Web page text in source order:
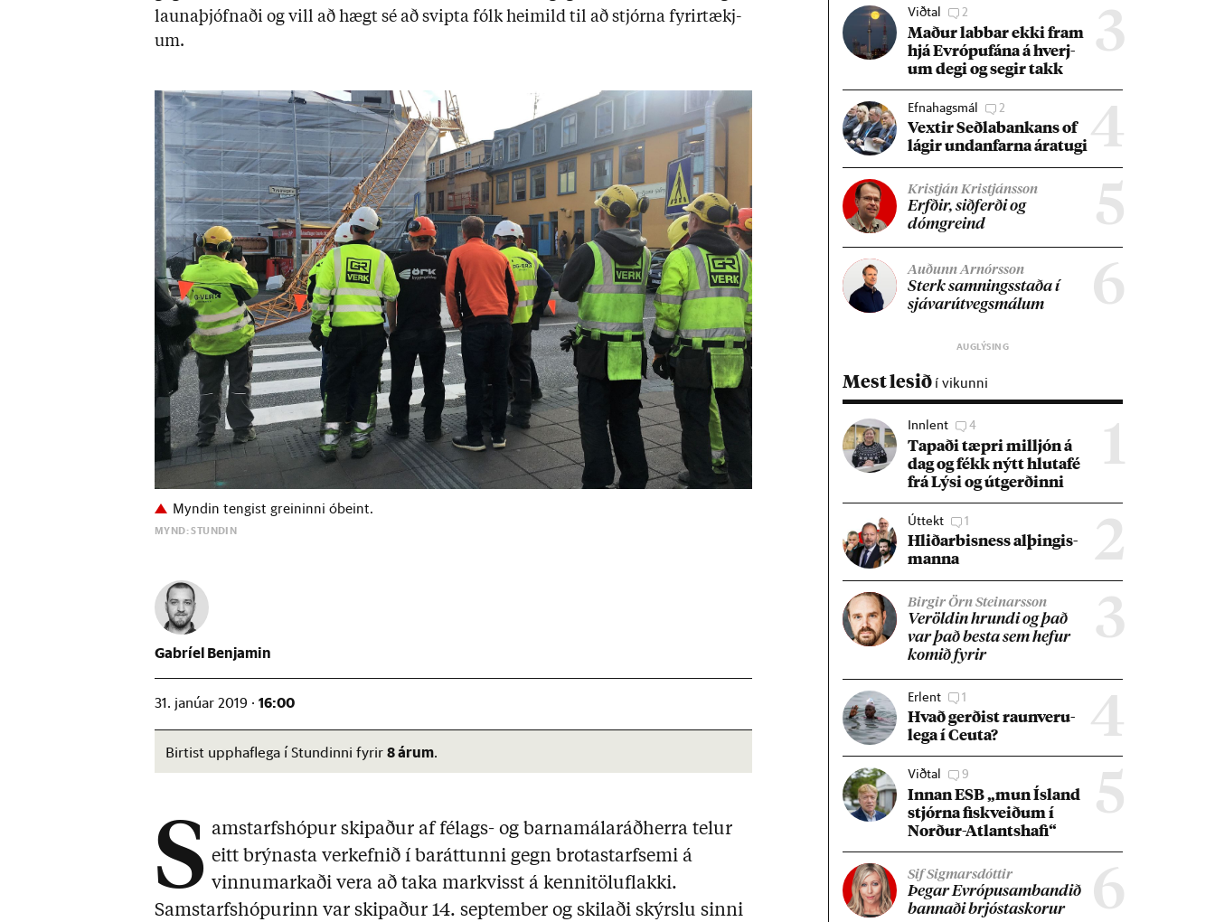
launa­þjófn­aði og vill að hægt sé að svipta fólk heim­ild til að stjórna fyr­ir­tækj­
um.
Myndin tengist greininni óbeint.
MYND: STUNDIN
Gabríel Benjamin
31. janúar 2019 ·16:00
Birtist upphaflega í Stundinni fyrir8 árum.
S amstarfshópur skipaður af félags- og barnamálaráðherra telur
eitt brýnasta verkefnið í baráttunni gegn brotastarfsemi á
vinnumarkaði vera að taka markvisst á kennitöluflakki.
Samstarfshópurinn var skipaður 14. september og skilaði skýrslu sinni
3
Viðtal 2
Mað­ur labb­ar ekki fram
hjá Evr­ópuf­ána á hverj­
um degi og seg­ir takk
4
Efnahagsmál 2
Vext­ir Seðla­bank­ans of
lág­ir und­an­farna ára­tugi
5
Kristján Kristjánsson
Erfð­ir, sið­ferði og
dómgreind
6
Auðunn Arnórsson
Sterk samn­ings­staða í
sjáv­ar­út­vegs­mál­um
Mest lesið í vikunni
1
Innlent 4
Tap­aði tæpri millj­ón á
dag og fékk nýtt hluta­fé
frá Lýsi og út­gerð­inni
2
Úttekt 1
Hlið­ar­bis­ness al­þing­is­
manna
3
Birgir Örn Steinarsson
Ver­öld­in hrundi og það
var það besta sem hef­ur
kom­ið fyr­ir
4
Erlent 1
Hvað gerð­ist raun­veru­
lega í Ceuta?
5
Viðtal 9
Inn­an ESB „mun Ís­land
stjórna fisk­veið­um í
Norð­ur-Atlants­hafi“
6
Sif Sigmarsdóttir
Þeg­ar Evr­ópu­sam­band­ið
bann­aði brjósta­skor­ur